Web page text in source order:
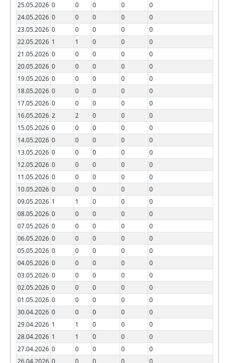
25.05.2026 0 0 0 0
0
24.05.2026 0 0 0 0
0
23.05.2026 0 0 0 0
0
22.05.2026 1 1 0 0
0
21.05.2026 0 0 0 0
0
20.05.2026 0 0 0 0
0
19.05.2026 0 0 0 0
0
18.05.2026 0 0 0 0
0
17.05.2026 0 0 0 0
0
16.05.2026 2 2 0 0
0
15.05.2026 0 0 0 0
0
14.05.2026 0 0 0 0
0
13.05.2026 0 0 0 0
0
12.05.2026 0 0 0 0
0
11.05.2026 0 0 0 0
0
10.05.2026 0 0 0 0
0
09.05.2026 1 1 0 0
0
08.05.2026 0 0 0 0
0
07.05.2026 0 0 0 0
0
06.05.2026 0 0 0 0
0
05.05.2026 0 0 0 0
0
04.05.2026 0 0 0 0
0
03.05.2026 0 0 0 0
0
02.05.2026 0 0 0 0
0
01.05.2026 0 0 0 0
0
30.04.2026 0 0 0 0
0
29.04.2026 1 1 0 0
0
28.04.2026 1 1 0 0
0
27.04.2026 0 0 0 0
0
26.04.2026 0 0 0 0 0